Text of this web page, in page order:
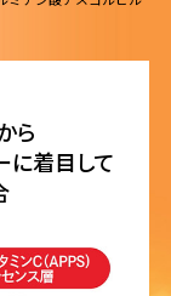
ら
に着目して